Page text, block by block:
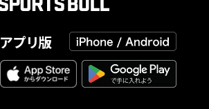
アプリ版